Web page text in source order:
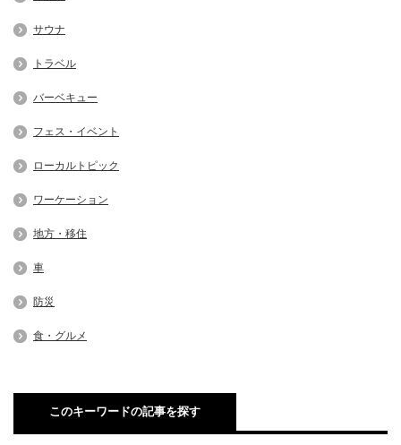
サウナ
トラベル
バーベキュー
フェス・イベント
ローカルトピック
ワーケーション
地方・移住
車
防災
食・グルメ
このキーワードの記事を探す